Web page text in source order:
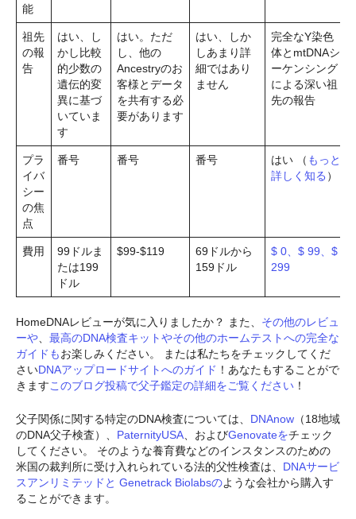
能
祖先
の報
告
はい、し
かし比較
的少数の
遺伝的変
異に基づ
いていま
す
はい。ただ
し、他の
Ancestryのお
客様とデータ
を共有する必
要があります
はい、しか
しあまり詳
細ではあり
ません
完全なY染色
体とmtDNAシ
ーケンシング
による深い祖
先の報告
プラ
イバ
シー
の焦
点
番号 番号 番号 はい （ もっと
詳しく知る ）
費用
99ドルま
たは199
ドル
$99-$119
69ドルから
159ドル
$ 0、$ 99、$
299
HomeDNAレビューが気に入りましたか？ また、 その他のレビュ
ーや
最高のDNA検査キットやその他のホームテストへの完全な
ガイドもお楽しみください。 または私たちをチェックしてくだ
さいDNAアップロードサイトへのガイド ！あなたもすることがで
きますこのブログ投稿で父子鑑定の詳細をご覧ください ！
父子関係に関する特定のDNA検査については、 DNAnow （18地域
のDNA父子検査）、 PaternityUSA 、およびGenovateをチェック
してください。 そのような養育費などのインスタンスのための
米国の裁判所に受け入れられている法的父性検査は、 DNAサービ
スアンリミテッドと Genetrack Biolabsのような会社から購入す
ることができます。